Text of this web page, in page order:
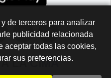
de terceros para analizar
publicidad relacionada
aceptar todas las cookies,
sus preferencias.
A LACIMA